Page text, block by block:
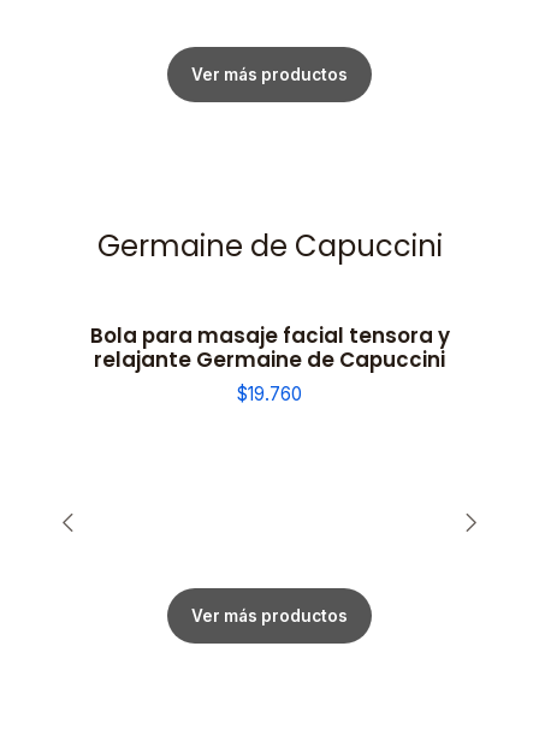
Ver más productos
Germaine de Capuccini
Bola para masaje facial tensora y
relajante Germaine de Capuccini
$19.760
Ver más productos